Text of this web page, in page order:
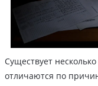
Существует
отличаются по